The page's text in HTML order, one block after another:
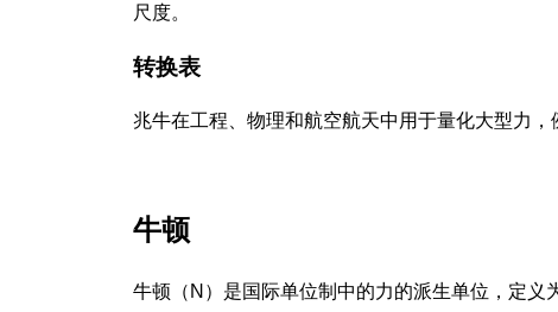
尺度。
转换表
兆牛在工程、物理和航空航天中用于量化大型力，
牛顿
牛顿（N）是国际单位制中的力的派生单位，定义